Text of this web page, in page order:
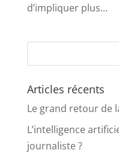
d’impliquer plus...
Articles récents
Le grand retour de
L’intelligence
journaliste ?